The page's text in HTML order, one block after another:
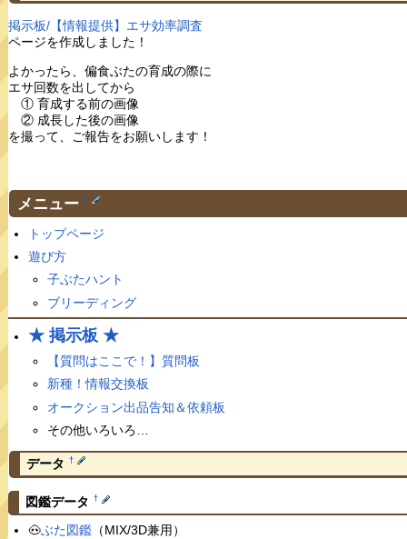
掲示板/【情報提供】エサ効率調査
ページを作成しました！
よかったら、偏食ぶたの育成の際に
エサ回数を出してから
① 育成する前の画像
② 成長した後の画像
を撮って、ご報告をお願いします！
メニュー †
トップページ
遊び方
子ぶたハント
ブリーディング
★ 掲示板 ★
【質問はここで！】質問板
新種！情報交換板
オークション出品告知＆依頼板
その他いろいろ…
データ †
図鑑データ †
🐽ぶた図鑑（MIX/3D兼用）